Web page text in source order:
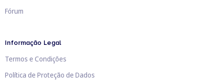
Fórum
Informação Legal
Termos e Condições
Política de Proteção de Dados